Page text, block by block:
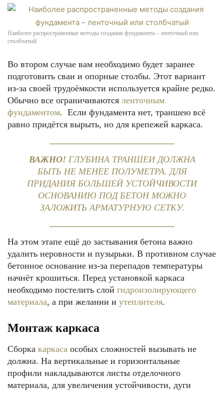
Наиболее распространенные методы создания фундамента – ленточный или
столбчатый
Во втором случае вам необходимо будет заранее
подготовить сваи и опорные столбы. Этот вариант
из-за своей трудоёмкости используется крайне редко.
Обычно все ограничиваются ленточным
фундаментом. Если фундамента нет, траншею всё
равно придётся вырыть, но для крепежей каркаса.
ВАЖНО! ГЛУБИНА ТРАНШЕИ ДОЛЖНА
БЫТЬ НЕ МЕНЕЕ ПОЛУМЕТРА. ДЛЯ
ПРИДАНИЯ БОЛЬШЕЙ УСТОЙЧИВОСТИ
ОСНОВАНИЮ ПОД БЕТОН МОЖНО
ЗАЛОЖИТЬ АРМАТУРНУЮ СЕТКУ.
На этом этапе ещё до застывания бетона важно
удалить неровности и пузырьки. В противном случае
бетонное основание из-за перепадов температуры
начнёт крошиться. Перед установкой каркаса
необходимо постелить слой гидроизолирующего
материала, а при желании и утеплителя.
Монтаж каркаса
Сборка каркаса особых сложностей вызывать не
должна. На вертикальные и горизонтальные
профили накладываются листы отделочного
материала, для увеличения устойчивости, дуги